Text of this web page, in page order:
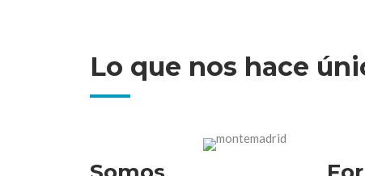
Lo que nos hace